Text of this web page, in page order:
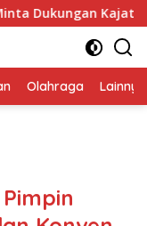
Kajati Sulut
Olahraga Lainnya